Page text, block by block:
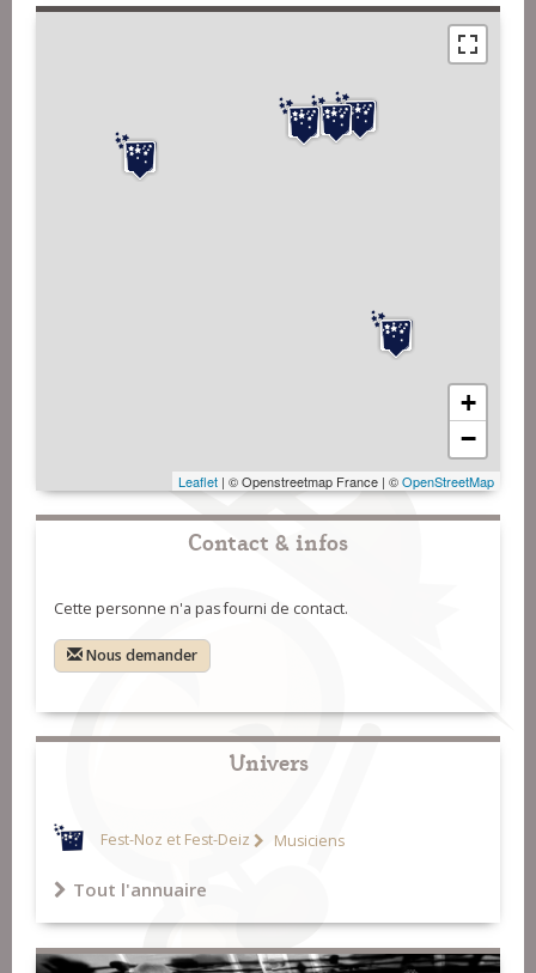
+
−
Leaflet | © Openstreetmap France | ©OpenStreetMap
Contact & infos
Cette personne n'a pas fourni de contact.
Nous demander
Univers
Fest-Noz et Fest-Deiz Musiciens
Tout l'annuaire